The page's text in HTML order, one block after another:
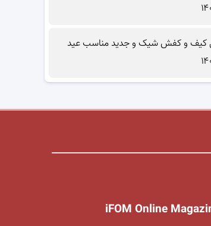
کیف و کفش شیک و جدید مناسب عید
iFOM Online